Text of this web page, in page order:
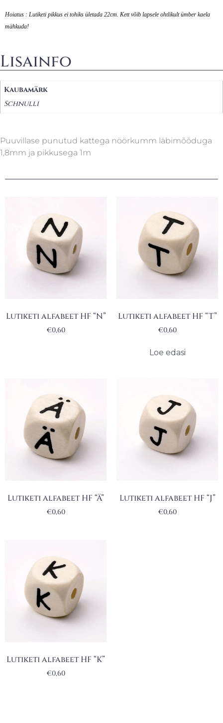
Hoiatus : Lutiketi pikkus ei tohiks ületada 22cm. Kett võib lapsele ohtlikult ümber kaela
mähkuda!
Lisainfo
Kaubamärk
Schnulli
Puuvillase punutud kattega nöörkumm läbimõõduga
1,8mm ja pikkusega 1m
Lutiketi alfabeet HF “N”
€0,60
Lutiketi alfabeet HF “T”
€0,60
Loe edasi
Lutiketi alfabeet HF “Ä”
€0,60
Lutiketi alfabeet HF “J”
€0,60
Lutiketi alfabeet HF “K”
€0,60